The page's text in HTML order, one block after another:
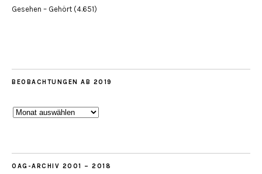
Gesehen – Gehört (4.651)
BEOBACHTUNGEN AB 2019
Beobachtungen
OAG-ARCHIV 2001 – 2018